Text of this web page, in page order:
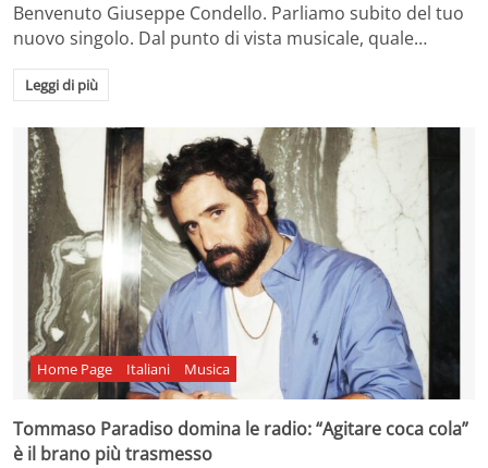
Benvenuto Giuseppe Condello. Parliamo subito del tuo
nuovo singolo. Dal punto di vista musicale, quale…
Leggi di più
Home Page Italiani Musica
Tommaso Paradiso domina le radio: “Agitare coca cola”
è il brano più trasmesso